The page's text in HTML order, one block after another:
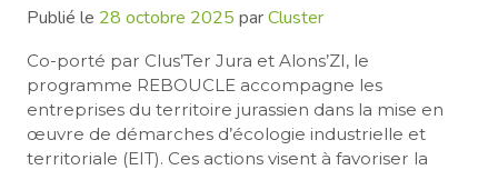
Publié le 28 octobre 2025 parCluster
Co-porté par Clus’Ter Jura et Alons’ZI, le
programme REBOUCLE accompagne les
entreprises du territoire jurassien dans la mise en
œuvre de démarches d’écologie industrielle et
territoriale (EIT). Ces actions visent à favoriser la